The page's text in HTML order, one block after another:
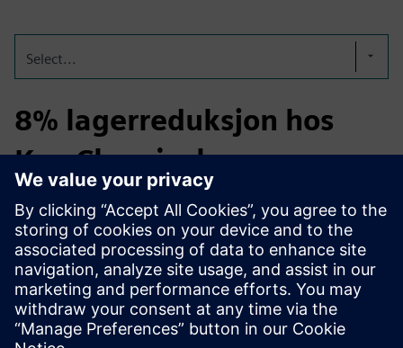
Select...
8% lagerreduksjon hos
Kao Chemicals
Hos Kao Chemicals implementerte Supply Chain
Management-teamet mållagernivåene definert med EyeOn
Stock, kombinert med en aktiv S&OE-prosess. I løpet av 6
måneder førte dette til en reduksjon på 8% i
totalbeholdningen og €20K i ekstra besparelser på eksterne
lagerkostnader.